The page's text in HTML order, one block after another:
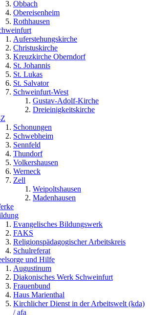
Obbach
Obereisenheim
Rothhausen
Auferstehungskirche
Christuskirche
Kreuzkirche Oberndorf
St. Johannis
St. Lukas
St. Salvator
Schweinfurt-West
Gustav-Adolf-Kirche
Dreieinigkeitskirche
Schonungen
Schwebheim
Sennfeld
Thundorf
Volkershausen
Werneck
Zell
Weipoltshausen
Madenhausen
Evangelisches Bildungswerk
FAKS
Religionspädagogischer Arbeitskreis
Schulreferat
und Hilfe
Augustinum
Diakonisches Werk Schweinfurt
Frauenbund
Haus Marienthal
Kirchlicher Dienst in der Arbeitswelt (kda)
/ afa